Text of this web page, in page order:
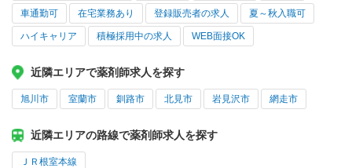
車通勤可 在宅業務あり 登録販売者の求人 夏～秋入職可
ハイキャリア 積極採用中の求人 WEB面接OK
近隣エリアで薬剤師求人を探す
旭川市 室蘭市 釧路市 北見市 岩見沢市 網走市
近隣エリアの路線で薬剤師求人を探す
ＪＲ根室本線